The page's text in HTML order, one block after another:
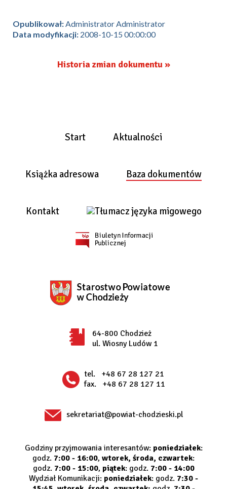
Opublikował:Administrator Administrator
Data modyfikacji: 2008-10-15 00:00:00
Historia zmian dokumentu »
Start Aktualności
Książka adresowa Baza dokumentów
Kontakt
64-800 Chodzież
ul. Wiosny Ludów 1
tel.
+48 67 28 127 21
fax.
+48 67 28 127 11
sekretariat@powiat-chodzieski.pl
Godziny przyjmowania interesantów: poniedziałek:
godz. 7:00 - 16:00, wtorek, środa, czwartek:
godz. 7:00 - 15:00, piątek: godz. 7:00 - 14:00
Wydział Komunikacji: poniedziałek: godz. 7:30 -